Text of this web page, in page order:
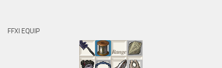
FFXI EQUIP